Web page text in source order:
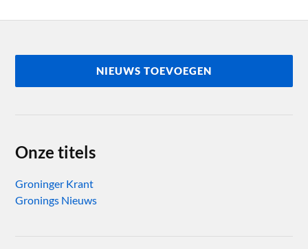
NIEUWS TOEVOEGEN
Onze titels
Groninger Krant
Gronings Nieuws